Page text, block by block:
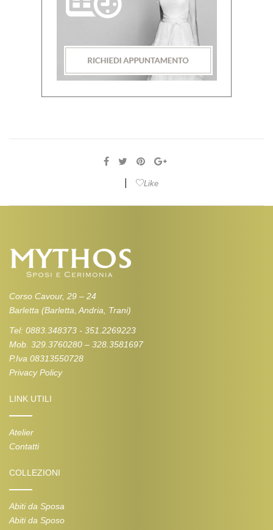
Like
Corso Cavour, 29 – 24
Barletta (Barletta, Andria, Trani)
Tel: 0883.348373 - 351.2269223
Mob. 329.3760280 – 328.3581697
P.Iva 08313550728
Privacy Policy
LINK UTILI
Atelier
Contatti
COLLEZIONI
Abiti da Sposa
Abiti da Sposo